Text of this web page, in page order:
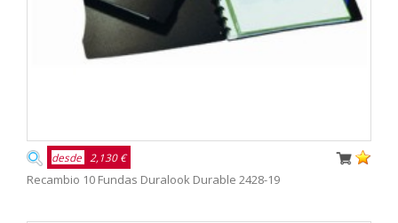
desde 2,130 €
Recambio 10 Fundas Duralook Durable 2428-19